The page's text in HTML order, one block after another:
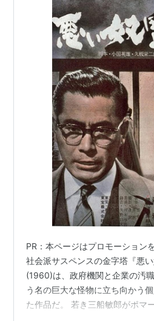
PR：本ページはプロモーション
社会派サスペンスの金字塔『悪い
(1960)は、政府機関と企業の汚
う名の巨大な怪物に立ち向かう
た作品だ。 若き三船敏郎がポマ